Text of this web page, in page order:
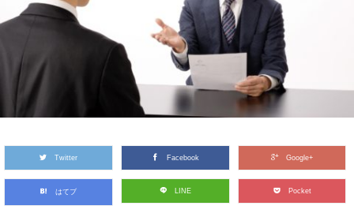
Twitter Facebook Google+
はてブ LINE Pocket